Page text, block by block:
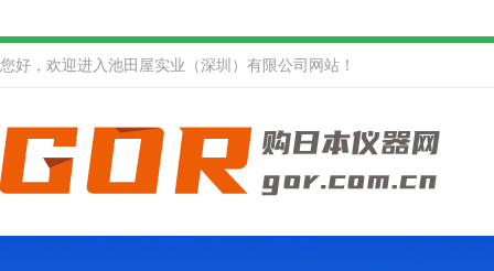
您好，欢迎进入池田屋实业（深圳）有限公司网站！